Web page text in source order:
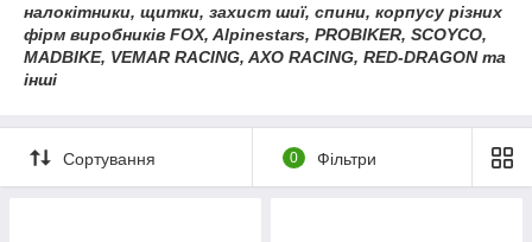
налокітники, щитки, захист шиї, спини, корпусу різних
фірм виробників FOX, Alpinestars, PROBIKER, SCOYCO,
MADBIKE, VEMAR RACING, AXO RACING, RED-DRAGON та
інші
Сортування 0 Фільтри